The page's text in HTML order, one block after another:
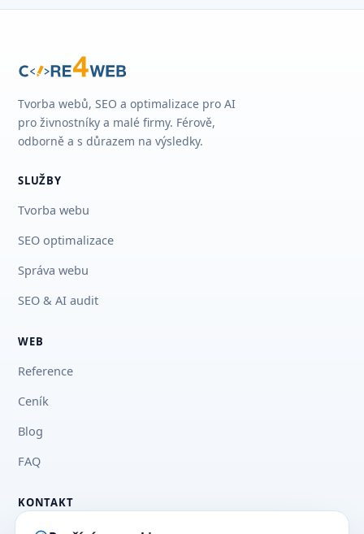
Tvorba webů, SEO a optimalizace pro AI
pro živnostníky a malé firmy. Férově,
odborně a s důrazem na výsledky.
SLUŽBY
Tvorba webu
SEO optimalizace
Správa webu
SEO & AI audit
WEB
Reference
Ceník
Blog
FAQ
KONTAKT